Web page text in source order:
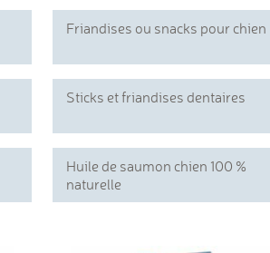
Friandises ou snacks pour chien
Sticks et friandises dentaires
Huile de saumon chien 100 %
naturelle